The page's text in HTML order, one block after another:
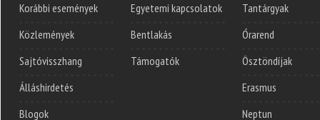
Korábbi események
Közlemények
Sajtóvisszhang
Álláshirdetés
Blogok
Egyetemi kapcsolatok
Bentlakás
Támogatók
Tantárgyak
Órarend
Ösztöndíjak
Erasmus
Neptun